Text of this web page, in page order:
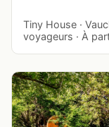
Tiny House ·
voyageurs · À